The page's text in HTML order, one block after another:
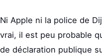
Ni Apple ni la police de
vrai, il est peu probable
de déclaration publique